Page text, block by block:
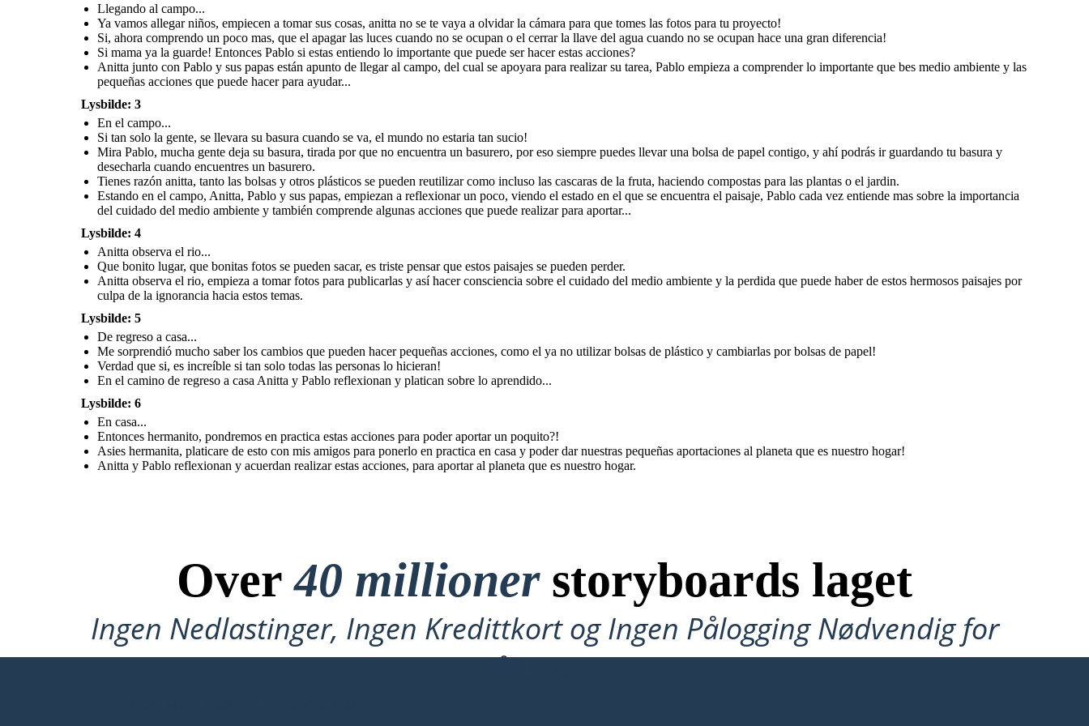
En el camino de regreso a casa Anitta y Pablo reflexionan y platican
sobre lo aprendido...
Anitta y Pablo reflexionan y acuerdan realizar estas acciones, para
aportar al planeta que es nuestro hogar.
poder dar nuestras
pequeñas aportaciones al
planeta que es nuestro
hogar!
Estando en el campo, Anitta, Pablo y sus papas, empiezan a reflexionar
un poco, viendo el estado en el que se encuentra elpaisaje, Pablo cada
vez entiende mas sobre la importancia del cuidado del medio ambiente y
también comprende algunas acciones que puede realizar para aportar...
Anitta y Pablo reflexionan y acuerdan realizar estas acciones, para
aportar al planeta que es nuestro hogar.
encuentra un basurero, por eso
guardando tu basura y desecharla
Tienes razón anitta, tanto
las bolsas y otros
plásticos se pueden
reutilizar como incluso las
cascaras de la fruta,
haciendo compostas para
las plantas o el jardin.
Asies hermanita, platicare
de esto con mis amigos para
Llegando al campo...
Ya vamos allegar niños, empiecen a tomar sus cosas, anitta no se te vaya a olvidar la cámara para que tomes las fotos para tu proyecto!
Si, ahora comprendo un poco mas, que el apagar las luces cuando no se ocupan o el cerrar la llave del agua cuando no se ocupan hace una gran diferencia!
Si mama ya la guarde! Entonces Pablo si estas entiendo lo importante que puede ser hacer estas acciones?
Anitta junto con Pablo y sus papas están apunto de llegar al campo, del cual se apoyara para realizar su tarea, Pablo empieza a comprender lo importante que bes medio ambiente y las
pequeñas acciones que puede hacer para ayudar...
Lysbilde: 3
En el campo...
Si tan solo la gente, se llevara su basura cuando se va, el mundo no estaria tan sucio!
Mira Pablo, mucha gente deja su basura, tirada por que no encuentra un basurero, por eso siempre puedes llevar una bolsa de papel contigo, y ahí podrás ir guardando tu basura y
desecharla cuando encuentres un basurero.
Tienes razón anitta, tanto las bolsas y otros plásticos se pueden reutilizar como incluso las cascaras de la fruta, haciendo compostas para las plantas o el jardin.
Estando en el campo, Anitta, Pablo y sus papas, empiezan a reflexionar un poco, viendo el estado en el que se encuentra el paisaje, Pablo cada vez entiende mas sobre la importancia
del cuidado del medio ambiente y también comprende algunas acciones que puede realizar para aportar...
Lysbilde: 4
Anitta observa el rio...
Que bonito lugar, que bonitas fotos se pueden sacar, es triste pensar que estos paisajes se pueden perder.
Anitta observa el rio, empieza a tomar fotos para publicarlas y así hacer consciencia sobre el cuidado del medio ambiente y la perdida que puede haber de estos hermosos paisajes por
culpa de la ignorancia hacia estos temas.
Lysbilde: 5
De regreso a casa...
Me sorprendió mucho saber los cambios que pueden hacer pequeñas acciones, como el ya no utilizar bolsas de plástico y cambiarlas por bolsas de papel!
Verdad que si, es increíble si tan solo todas las personas lo hicieran!
En el camino de regreso a casa Anitta y Pablo reflexionan y platican sobre lo aprendido...
Lysbilde: 6
En casa...
Entonces hermanito, pondremos en practica estas acciones para poder aportar un poquito?!
Asies hermanita, platicare de esto con mis amigos para ponerlo en practica en casa y poder dar nuestras pequeñas aportaciones al planeta que es nuestro hogar!
Anitta y Pablo reflexionan y acuerdan realizar estas acciones, para aportar al planeta que es nuestro hogar.
Over40 millionerstoryboards laget
Ingen Nedlastinger, Ingen Kredittkort og Ingen Pålogging Nødvendig for
å Prøve!